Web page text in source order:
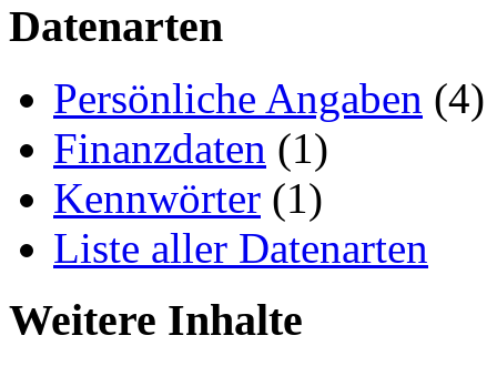
Datenarten
Persönliche Angaben (4)
Finanzdaten (1)
Kennwörter (1)
Liste aller Datenarten
Weitere Inhalte